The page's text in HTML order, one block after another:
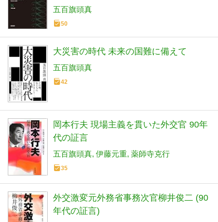
五百旗頭真
50
大災害の時代 未来の国難に備えて
五百旗頭真
42
岡本行夫 現場主義を貫いた外交官 90年
代の証言
五百旗頭真 伊藤元重 薬師寺克行
35
外交激変元外務省事務次官柳井俊二 (90
年代の証言)